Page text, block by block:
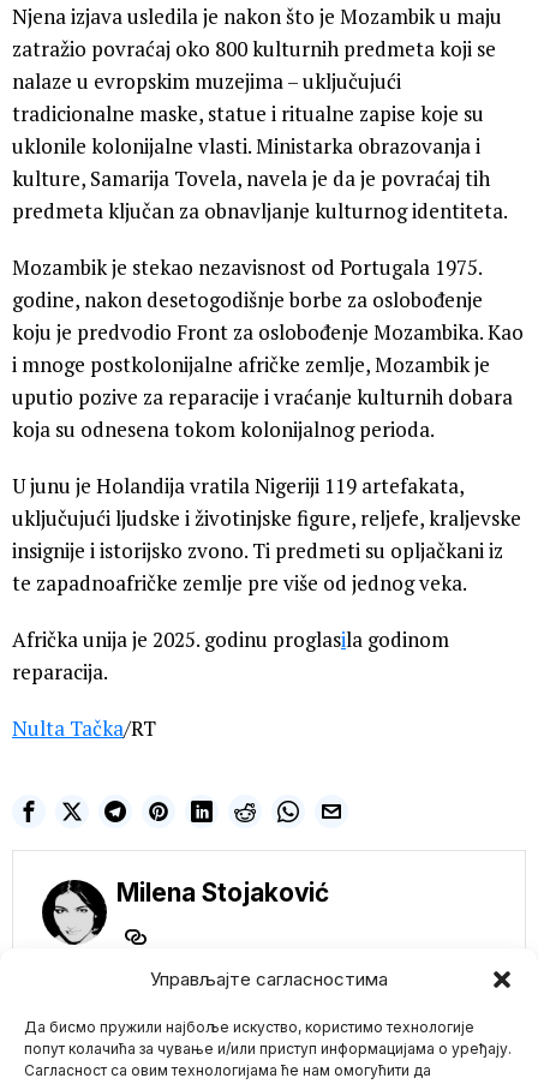
Управљајте сагласностима
Да бисмо пружили најбоље искуство, користимо технологије
попут колачића за чување и/или приступ информацијама о уређају.
Сагласност са овим технологијама ће нам омогућити да
Njena izjava usledila je nakon što je Mozambik u maju
zatražio povraćaj oko 800 kulturnih predmeta koji se
nalaze u evropskim muzejima – uključujući
tradicionalne maske, statue i ritualne zapise koje su
uklonile kolonijalne vlasti. Ministarka obrazovanja i
kulture, Samarija Tovela, navela je da je povraćaj tih
predmeta ključan za obnavljanje kulturnog identiteta.
Mozambik je stekao nezavisnost od Portugala 1975.
godine, nakon desetogodišnje borbe za oslobođenje
koju je predvodio Front za oslobođenje Mozambika. Kao
i mnoge postkolonijalne afričke zemlje, Mozambik je
uputio pozive za reparacije i vraćanje kulturnih dobara
koja su odnesena tokom kolonijalnog perioda.
U junu je Holandija vratila Nigeriji 119 artefakata,
uključujući ljudske i životinjske figure, reljefe, kraljevske
insignije i istorijsko zvono. Ti predmeti su opljačkani iz
te zapadnoafričke zemlje pre više od jednog veka.
Afrička unija je 2025. godinu proglasila godinom
reparacija.
Nulta Tačka/RT
Milena Stojaković
NE PROPUSTITE
IZRAELSKI BROD